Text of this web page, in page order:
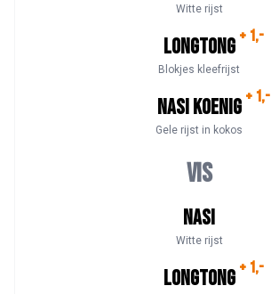
Witte rijst
Longtong + 1,-
Blokjes kleefrijst
Nasi Koenig + 1,-
Gele rijst in kokos
Vis
Nasi
Witte rijst
Longtong + 1,-